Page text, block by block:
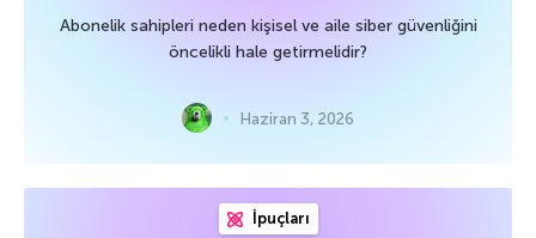
Abonelik sahipleri neden kişisel ve aile siber güvenliğini
öncelikli hale getirmelidir?
Haziran 3, 2026
İpuçları